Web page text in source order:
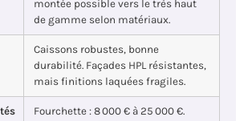
montée possible vers le très haut
de gamme selon matériaux.
Caissons robustes, bonne
durabilité. Façades HPL résistantes,
mais finitions laquées fragiles.
Fourchette : 8 000 € à 25 000 €.